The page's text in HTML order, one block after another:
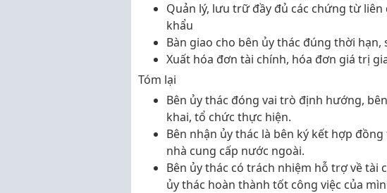
Quản lý, lưu trữ đầy đủ các chứng từ
khẩu
Bàn giao cho bên ủy thác đúng thời
Xuất hóa đơn tài chính, hóa đơn giá trị
Tóm lại
Bên ủy thác đóng vai trò định hướng,
khai, tổ chức thực hiện.
Bên nhận ủy thác là bên ký kết hợp
nhà cung cấp nước ngoài.
Bên ủy thác có trách nhiệm hỗ trợ về tài
ủy thác hoàn thành tốt công việc của